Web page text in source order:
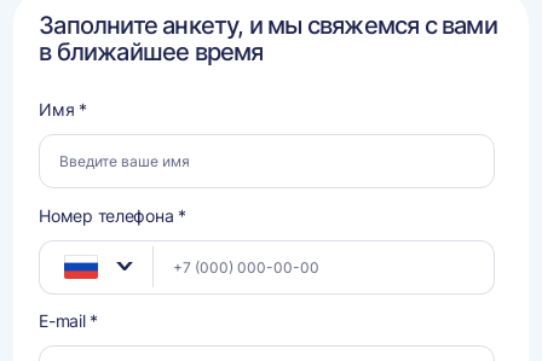
Заполните анкету, и мы свяжемся с вами
в ближайшее время
Имя *
Номер телефона *
E-mail *